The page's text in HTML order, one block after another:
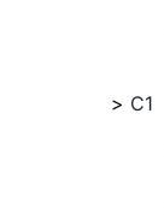
C1